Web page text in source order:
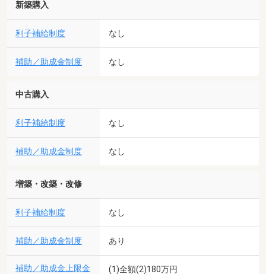
新築購入
利子補給制度 なし
補助／助成金制度 なし
中古購入
利子補給制度 なし
補助／助成金制度 なし
増築・改築・改修
利子補給制度 なし
補助／助成金制度 あり
補助／助成金上限金
(1)全額(2)180万円